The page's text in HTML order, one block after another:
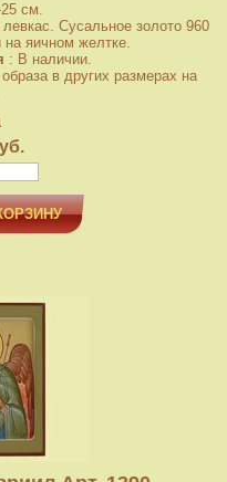
см.
Сусальное золото 960
на яичном желтке.
: В наличии.
в других размерах на